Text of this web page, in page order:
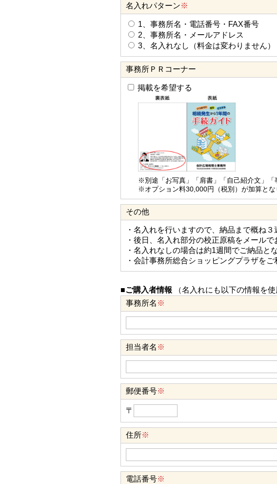
名入れパターン※
1、事務所名・電話番号・FAX番号
2、事務所名・メールアドレス
3、名入れなし（料金は変わりません）
事務所ＰＲコーナー
掲載を希望する
※別途「お写真」「肩書」「自己紹介文」「
※オプション料30,000円（税別）が加算とな
その他
・名入れを行いますので、納品まで概ね
・後日、名入れ部分の校正原稿をメールで
・名入れなしの場合は約1週間でご納品と
・会計事務所総合ショッピングプラザを
■ご購入者情報 （名入れにも以下の情報を使
事務所名 ※
担当者名 ※
郵便番号※
〒
住所※
電話番号※